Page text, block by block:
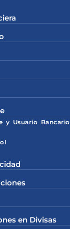
y Usuario Bancario
en Divisas